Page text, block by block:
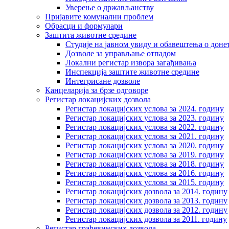
Уверење о држављанству
Пријавите комунални проблем
Обрасци и формулари
Заштита животне средине
Студије на јавном увиду и обавештења о
Дозволе за управљање отпадом
Локални регистар извора загађивања
Инспекција заштите животне средине
Интегрисане дозволе
Канцеларија за брзе одговоре
Регистар локацијских дозвола
Регистар локацијских услова за 2024. годину
Регистар локацијских услова за 2023. годину
Регистар локацијских услова за 2022. годину
Регистар локацијских услова за 2021. годину
Регистар локацијских услова за 2020. годину
Регистар локацијских услова за 2019. годину
Регистар локацијских услова за 2018. годину
Регистар локацијских услова за 2016. годину
Регистар локацијских услова за 2015. годину
Регистар локацијских дозвола за 2014. годину
Регистар локацијских дозвола за 2013. годину
Регистар локацијских дозвола за 2012. годину
Регистар локацијских дозвола за 2011. годину